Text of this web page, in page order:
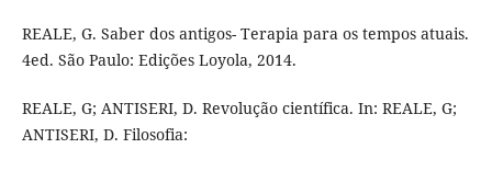
REALE, G. Saber dos antigos- Terapia para os tempos atuais.
4ed. São Paulo: Edições Loyola, 2014.
REALE, G; ANTISERI, D. Revolução científica. In: REALE, G;
ANTISERI, D. Filosofia: